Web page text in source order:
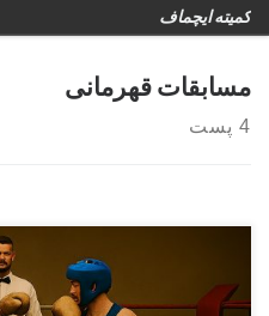
کمیته ایچماف
مسابقات قهرمانی
4 پست